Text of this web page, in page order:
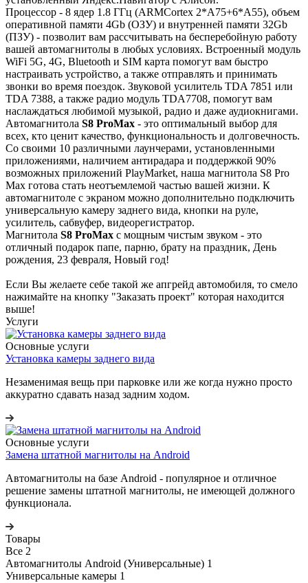
Процессор - 8 ядер 1.8 ГГц (ARMCortex 2*A75+6*A55), объем
оперативной памяти 4Gb (ОЗУ) и внутренней памяти 32Gb
(ПЗУ) - позволит вам рассчитывать на бесперебойную работу
вашей автомагнитолы в любых условиях. Встроенный модуль
WiFi 5G, 4G, Bluetooth и SIM карта помогут вам быстро
настраивать устройство, а также отправлять и принимать
звонки во время поездок. Звуковой усилитель TDA 7851 или
TDA 7388, а также радио модуль TDA7708, помогут вам
наслаждаться любимой музыкой, радио и даже аудиокнигами.
Автомагнитола S8 ProMax - это оптимальный выбор для
всех, кто ценит качество, функциональность и долговечность.
Со своими 10 различными лаунчерами, установленными
приложениями, наличием антирадара и поддержкой 90%
возможных приложений PlayMarket, наша магнитола S8 Pro
Max готова стать неотъемлемой частью вашей жизни. К
автомагнитоле с экраном можно дополнительно подключить
универсальную камеру заднего вида, кнопки на руле,
усилитель, сабвуфер, видеорегистратор.
Магнитола S8 ProMax с мощным чистым звуком - это
отличный подарок папе, парню, брату на праздник, День
рождения, 23 февраля, Новый год!
Если Вы желаете себе такой же апгрейд автомобиля, то смело
нажимайте на кнопку "Заказать проект" которая находится
выше!
Услуги
Основные услуги
Установка камеры заднего вида
Незаменимая вещь при парковке или же когда нужно просто
аккуратно сдавать назад задним ходом.
Основные услуги
Замена штатной магнитолы на Android
Автомагнитолы на базе Android - популярное и отличное
решение замены штатной магнитолы, не имеющей должного
функционала.
Товары
Все 2
Автомагнитолы Android (Универсальные) 1
Универсальные камеры 1